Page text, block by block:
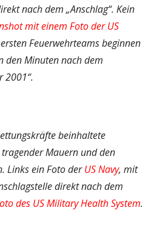
nach dem „Anschlag“. Kein
mit einem Foto der US
Feuerwehrteams beginnen
den Minuten nach dem
2001“.
beinhaltete
Mauern und den
Links ein Foto derUS Navy, mit
direkt nach dem
des US Military Health System.